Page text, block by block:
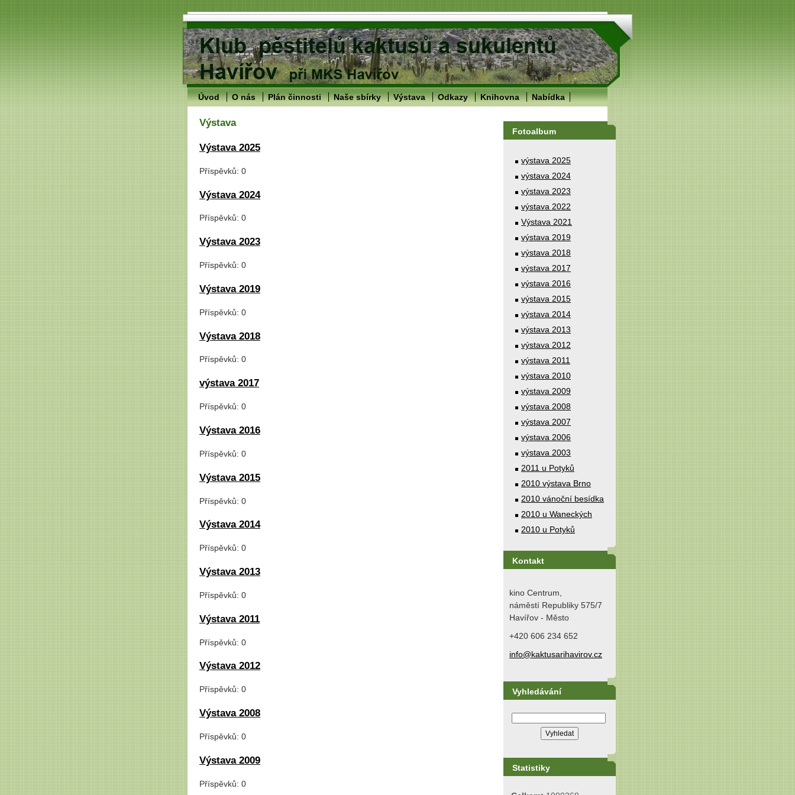
Úvod O nás Plán činnosti Naše sbírky Výstava Odkazy Knihovna Nabídka
Výstava
Výstava 2025
Příspěvků: 0
Výstava 2024
Příspěvků: 0
Výstava 2023
Příspěvků: 0
Výstava 2019
Příspěvků: 0
Výstava 2018
Příspěvků: 0
výstava 2017
Příspěvků: 0
Výstava 2016
Příspěvků: 0
Výstava 2015
Příspěvků: 0
Výstava 2014
Příspěvků: 0
Výstava 2013
Příspěvků: 0
Výstava 2011
Příspěvků: 0
Výstava 2012
Příspěvků: 0
Výstava 2008
Příspěvků: 0
Výstava 2009
Příspěvků: 0
Fotoalbum
výstava 2025
výstava 2024
výstava 2023
výstava 2022
Výstava 2021
výstava 2019
výstava 2018
výstava 2017
výstava 2016
výstava 2015
výstava 2014
výstava 2013
výstava 2012
výstava 2011
výstava 2010
výstava 2009
výstava 2008
výstava 2007
výstava 2006
výstava 2003
2011 u Potyků
2010 výstava Brno
2010 vánoční besídka
2010 u Waneckých
2010 u Potyků
Kontakt
kino Centrum,
náměstí Republiky 575/7
Havířov - Město
+420 606 234 652
info@kaktusarihavirov.cz
Vyhledávání
Statistiky